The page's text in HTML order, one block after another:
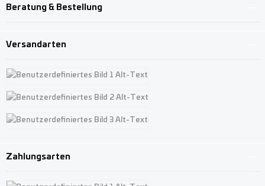
Beratung & Bestellung
Versandarten
Benutzerdefiniertes Bild 1
Benutzerdefiniertes Bild 2
Zahlungsarten